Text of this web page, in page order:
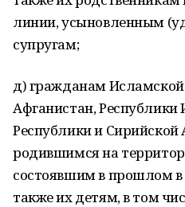
линии, усыновленным
супругам;
д) гражданам
Афганистан, Республики
Республики и Сирийской
родившимся на
состоявшим в прошлом в
также их детям, в том